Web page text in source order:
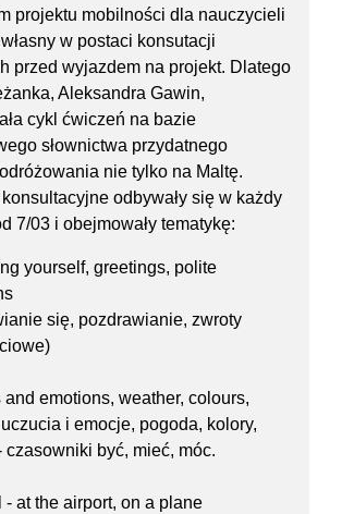
projektu mobilności dla nauczycieli
w postaci konsutacji
przed wyjazdem na projekt. Dlatego
Aleksandra Gawin,
cykl ćwiczeń na bazie
słownictwa przydatnego
nie tylko na Maltę.
odbywały się w każdy
7/03 i obejmowały tematykę:
yourself, greetings, polite
się, pozdrawianie, zwroty
emotions, weather, colours,
i emocje, pogoda, kolory,
czasowniki być, mieć, móc.
- at the airport, on a plane